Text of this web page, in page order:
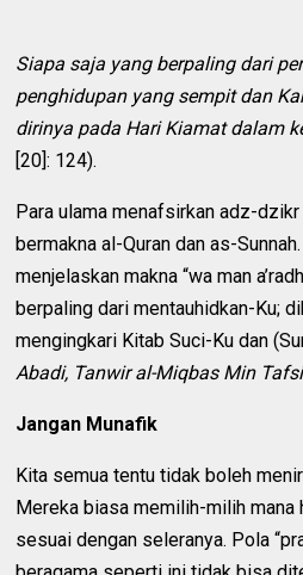
Siapa saja yang berpaling dari
penghidupan yang sempit dan
dirinya pada Hari Kiamat dalam
[20]: 124).
Para ulama menafsirkan adz-
bermakna al-Quran dan as-Sunnah.
menjelaskan makna “wa man
berpaling dari mentauhidkan-Ku;
mengingkari Kitab Suci-Ku dan
Abadi, Tanwir al-Miqbas Min
Jangan Munafik
Kita semua tentu tidak boleh
Mereka biasa memilih-milih mana
sesuai dengan seleranya. Pola